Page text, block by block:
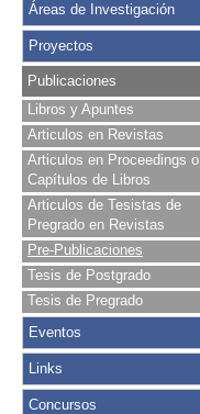
Áreas de Investigación
Proyectos
Publicaciones
Libros y Apuntes
Articulos en Revistas
Articulos en Proceedings o
Capítulos de Libros
Articulos de Tesistas de
Pregrado en Revistas
Pre-Publicaciones
Tesis de Postgrado
Tesis de Pregrado
Eventos
Links
Concursos